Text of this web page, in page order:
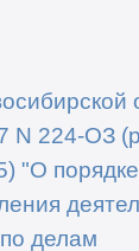
N 224-ОЗ
"О
делам